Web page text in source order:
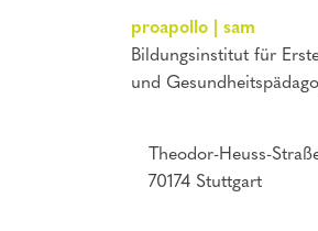
proapollo | sam
Bildungsinstitut für
und
Theodor-Heuss-
70174 Stuttgart